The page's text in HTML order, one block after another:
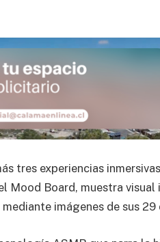
tres experiencias
Mood Board, muestra
imágenes de sus